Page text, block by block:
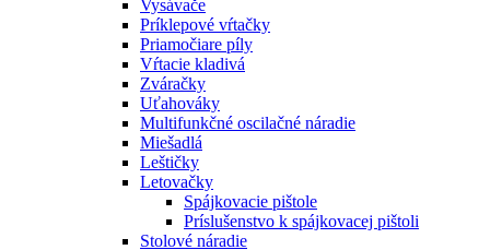
Vysávače
Príklepové vŕtačky
Priamočiare píly
Vŕtacie kladivá
Zváračky
Uťahováky
Multifunkčné oscilačné náradie
Miešadlá
Leštičky
Letovačky
Spájkovacie pištole
Príslušenstvo k spájkovacej pištoli
Stolové náradie